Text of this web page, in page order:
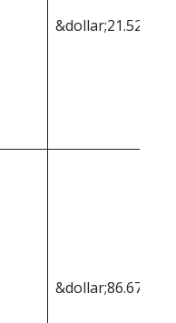
&dollar;21.525
&dollar;86.675